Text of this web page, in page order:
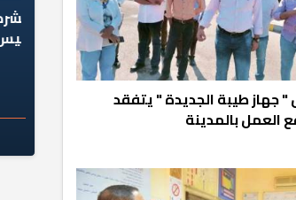
جهاز طيبة الجديدة " يتفقد
العمل بالمدينة
لماذا تخالف الشركات العقارية
تعليمات الرئيس السيسي؟